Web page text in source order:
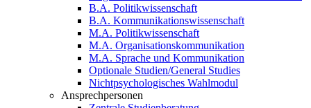
B.A. Politikwissenschaft
B.A. Kommunikationswissenschaft
M.A. Politikwissenschaft
M.A. Organisationskommunikation
M.A. Sprache und Kommunikation
Optionale Studien/General Studies
Nichtpsychologisches Wahlmodul
Ansprechpersonen